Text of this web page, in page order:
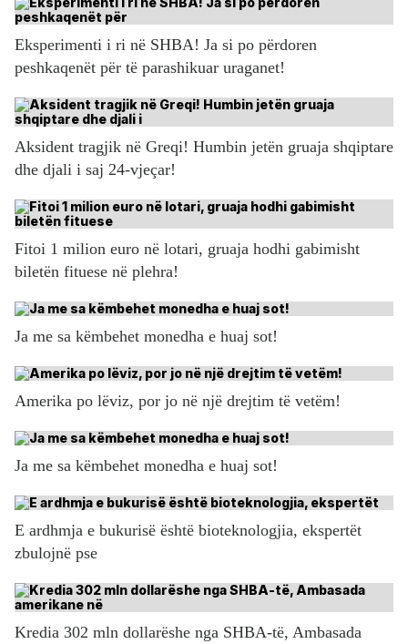
Eksperimenti i ri në SHBA! Ja si po përdoren
peshkaqenët për të parashikuar uraganet!
Aksident tragjik në Greqi! Humbin jetën gruaja shqiptare
dhe djali i saj 24-vjeçar!
Fitoi 1 milion euro në lotari, gruaja hodhi gabimisht
biletën fituese në plehra!
Ja me sa këmbehet monedha e huaj sot!
Amerika po lëviz, por jo në një drejtim të vetëm!
Ja me sa këmbehet monedha e huaj sot!
E ardhmja e bukurisë është bioteknologjia, ekspertët
zbulojnë pse
Kredia 302 mln dollarëshe nga SHBA-të, Ambasada